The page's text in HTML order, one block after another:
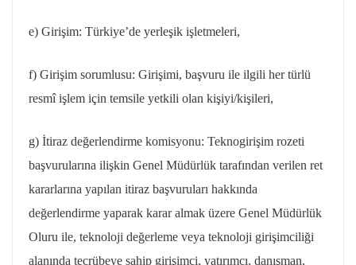
e) Girişim: Türkiye’de yerleşik işletmeleri,
f) Girişim sorumlusu: Girişimi, başvuru ile ilgili her türlü
resmî işlem için temsile yetkili olan kişiyi/kişileri,
g) İtiraz değerlendirme komisyonu: Teknogirişim rozeti
başvurularına ilişkin Genel Müdürlük tarafından verilen ret
kararlarına yapılan itiraz başvuruları hakkında
değerlendirme yaparak karar almak üzere Genel Müdürlük
Oluru ile, teknoloji değerleme veya teknoloji girişimciliği
alanında tecrübeye sahip girişimci, yatırımcı, danışman,